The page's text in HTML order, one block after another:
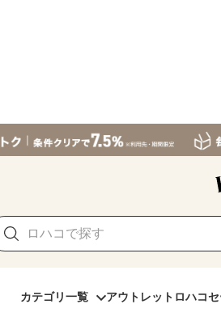
カテゴリ一覧 アウトレット ロハコ